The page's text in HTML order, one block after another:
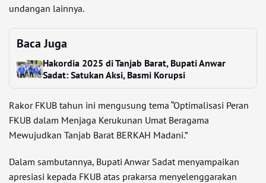
undangan lainnya.
Baca Juga
Hakordia 2025 di Tanjab Barat, Bupati Anwar
Sadat: Satukan Aksi, Basmi Korupsi
Rakor FKUB tahun ini mengusung tema “Optimalisasi Peran
FKUB dalam Menjaga Kerukunan Umat Beragama
Mewujudkan Tanjab Barat BERKAH Madani.”
Dalam sambutannya, Bupati Anwar Sadat menyampaikan
apresiasi kepada FKUB atas prakarsa menyelenggarakan